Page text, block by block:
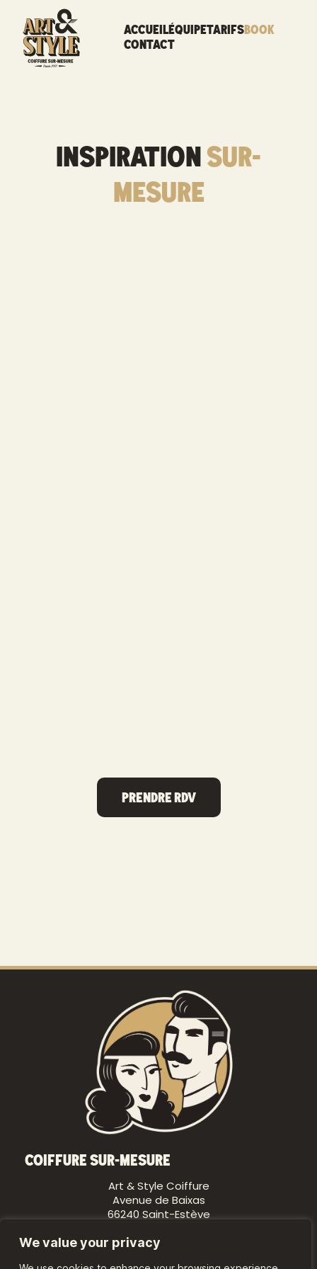
We value your privacy
ACCUEILÉQUIPETARIFSBOOK
CONTACT
Inspiration sur-
mesure
PRENDRE RDV
Coiffure sur-mesure
Art & Style Coiffure
Avenue de Baixas
66240 Saint-Estève
Suivez-nous